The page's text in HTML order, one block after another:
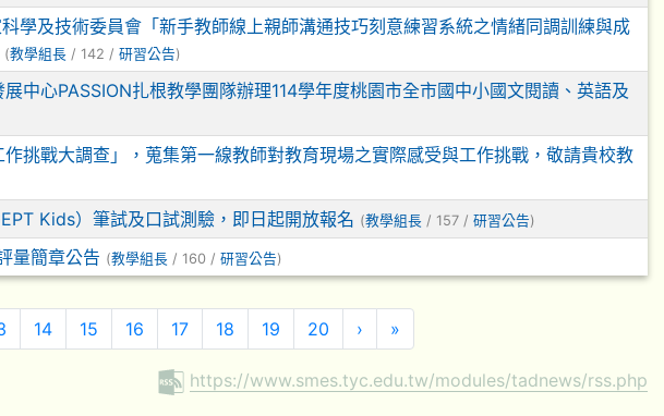
學及技術委員會「新手教師線上親師溝通技巧刻意練習系統之情緒同調訓練與成
(教學組長 / 142 / 研習公告)
中心PASSION扎根教學團隊辦理114學年度桃園市全市國中小國文閱讀、英語及
作挑戰大調查」，蒐集第一線教師對教育現場之實際感受與工作挑戰，敬請貴校教
Kids）筆試及口試測驗，即日起開放報名 (教學組長 / 157 / 研習公告)
量簡章公告 (教學組長 / 160 / 研習公告)
14 15 16 17 18 19 20 › 下一頁
»
https://www.smes.tyc.edu.tw/modules/tadnews/rss.php